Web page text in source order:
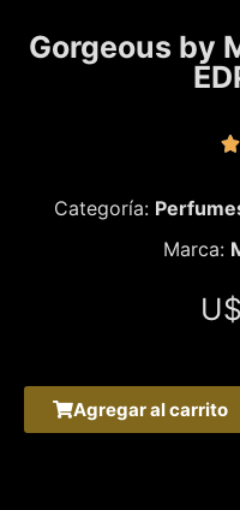
Gorgeous by

Categoría:
Marca:
U$
Agregar al carrito